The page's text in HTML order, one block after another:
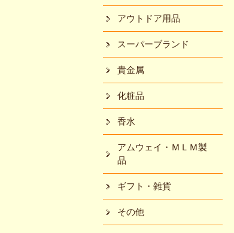
アウトドア用品
スーパーブランド
貴金属
化粧品
香水
アムウェイ・ＭＬＭ製
品
ギフト・雑貨
その他